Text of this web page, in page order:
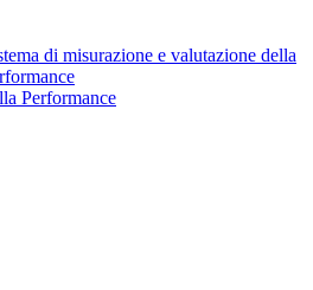
di misurazione e valutazione della
Performance